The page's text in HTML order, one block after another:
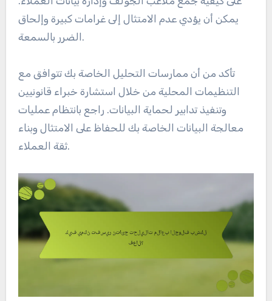
يمكن أن يؤدي عدم الامتثال إلى غرامات كبيرة وإلحاق
الضرر بالسمعة.
تأكد من أن ممارسات التحليل الخاصة بك تتوافق مع
التنظيمات المحلية من خلال استشارة خبراء قانونيين
وتنفيذ تدابير لحماية البيانات. راجع بانتظام عمليات
معالجة البيانات الخاصة بك للحفاظ على الامتثال وبناء
ثقة العملاء.